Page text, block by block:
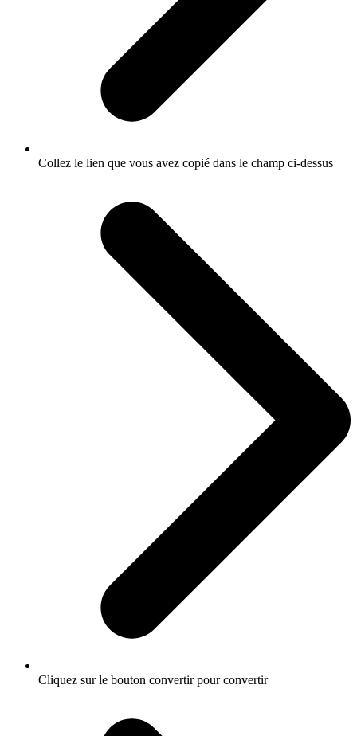
Collez le lien que vous avez copié dans le champ ci-dessus
Cliquez sur le bouton convertir pour convertir